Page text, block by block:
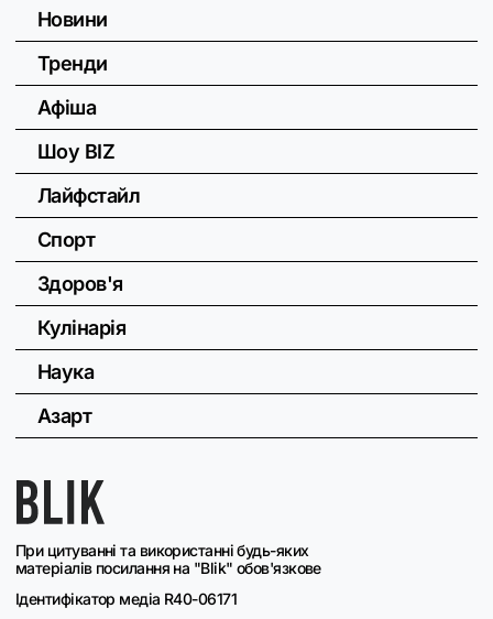
При цитуванні та використанні будь-яких
матеріалів посилання на "Blik" обов'язкове
Ідентифікатор медіа R40-06171
Новини
Тренди
Афіша
Шоу BIZ
Лайфстайл
Спорт
Здоров'я
Кулінарія
Наука
Азарт